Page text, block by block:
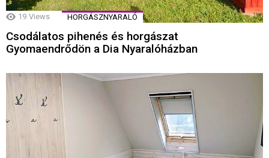
19 Views HORGÁSZNYARALÓ
Csodálatos pihenés és horgászat
Gyomaendrődön a Dia Nyaralóházban